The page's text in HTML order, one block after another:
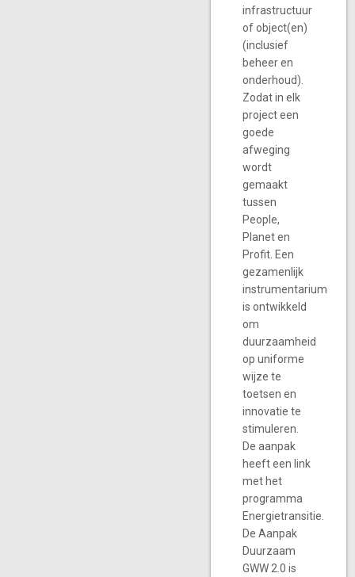
infrastructuur
of object(en)
(inclusief
beheer en
onderhoud).
Zodat in elk
project een
goede
afweging
wordt
gemaakt
tussen
People,
Planet en
Profit. Een
gezamenlijk
instrumentarium
is ontwikkeld
om
duurzaamheid
op uniforme
wijze te
toetsen en
innovatie te
stimuleren.
De aanpak
heeft een link
met het
programma
Energietransitie.
De Aanpak
Duurzaam
GWW 2.0 is